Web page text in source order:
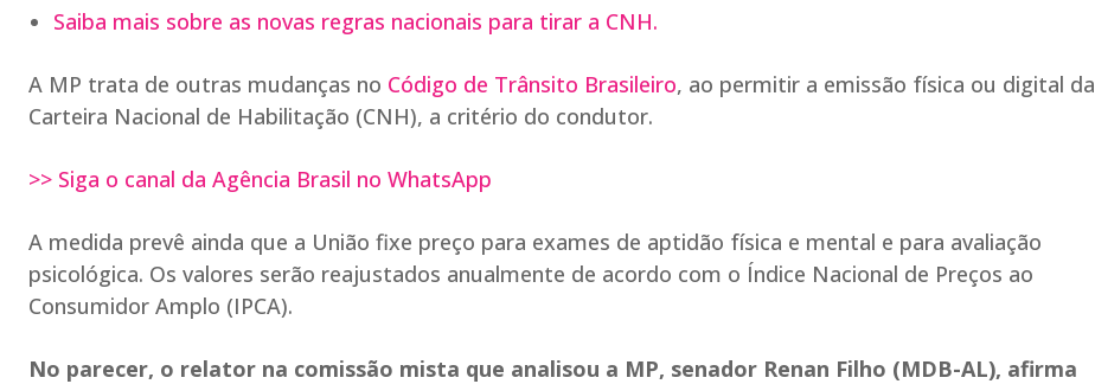
Saiba mais sobre as novas regras nacionais para tirar a CNH.
A MP trata de outras mudanças no Código de Trânsito Brasileiro, ao permitir a emissão física ou digital da
Carteira Nacional de Habilitação (CNH), a critério do condutor.
>> Siga o canal da Agência Brasil no WhatsApp
A medida prevê ainda que a União fixe preço para exames de aptidão física e mental e para avaliação
psicológica. Os valores serão reajustados anualmente de acordo com o Índice Nacional de Preços ao
Consumidor Amplo (IPCA).
No parecer, o relator na comissão mista que analisou a MP, senador Renan Filho (MDB-AL), afirma